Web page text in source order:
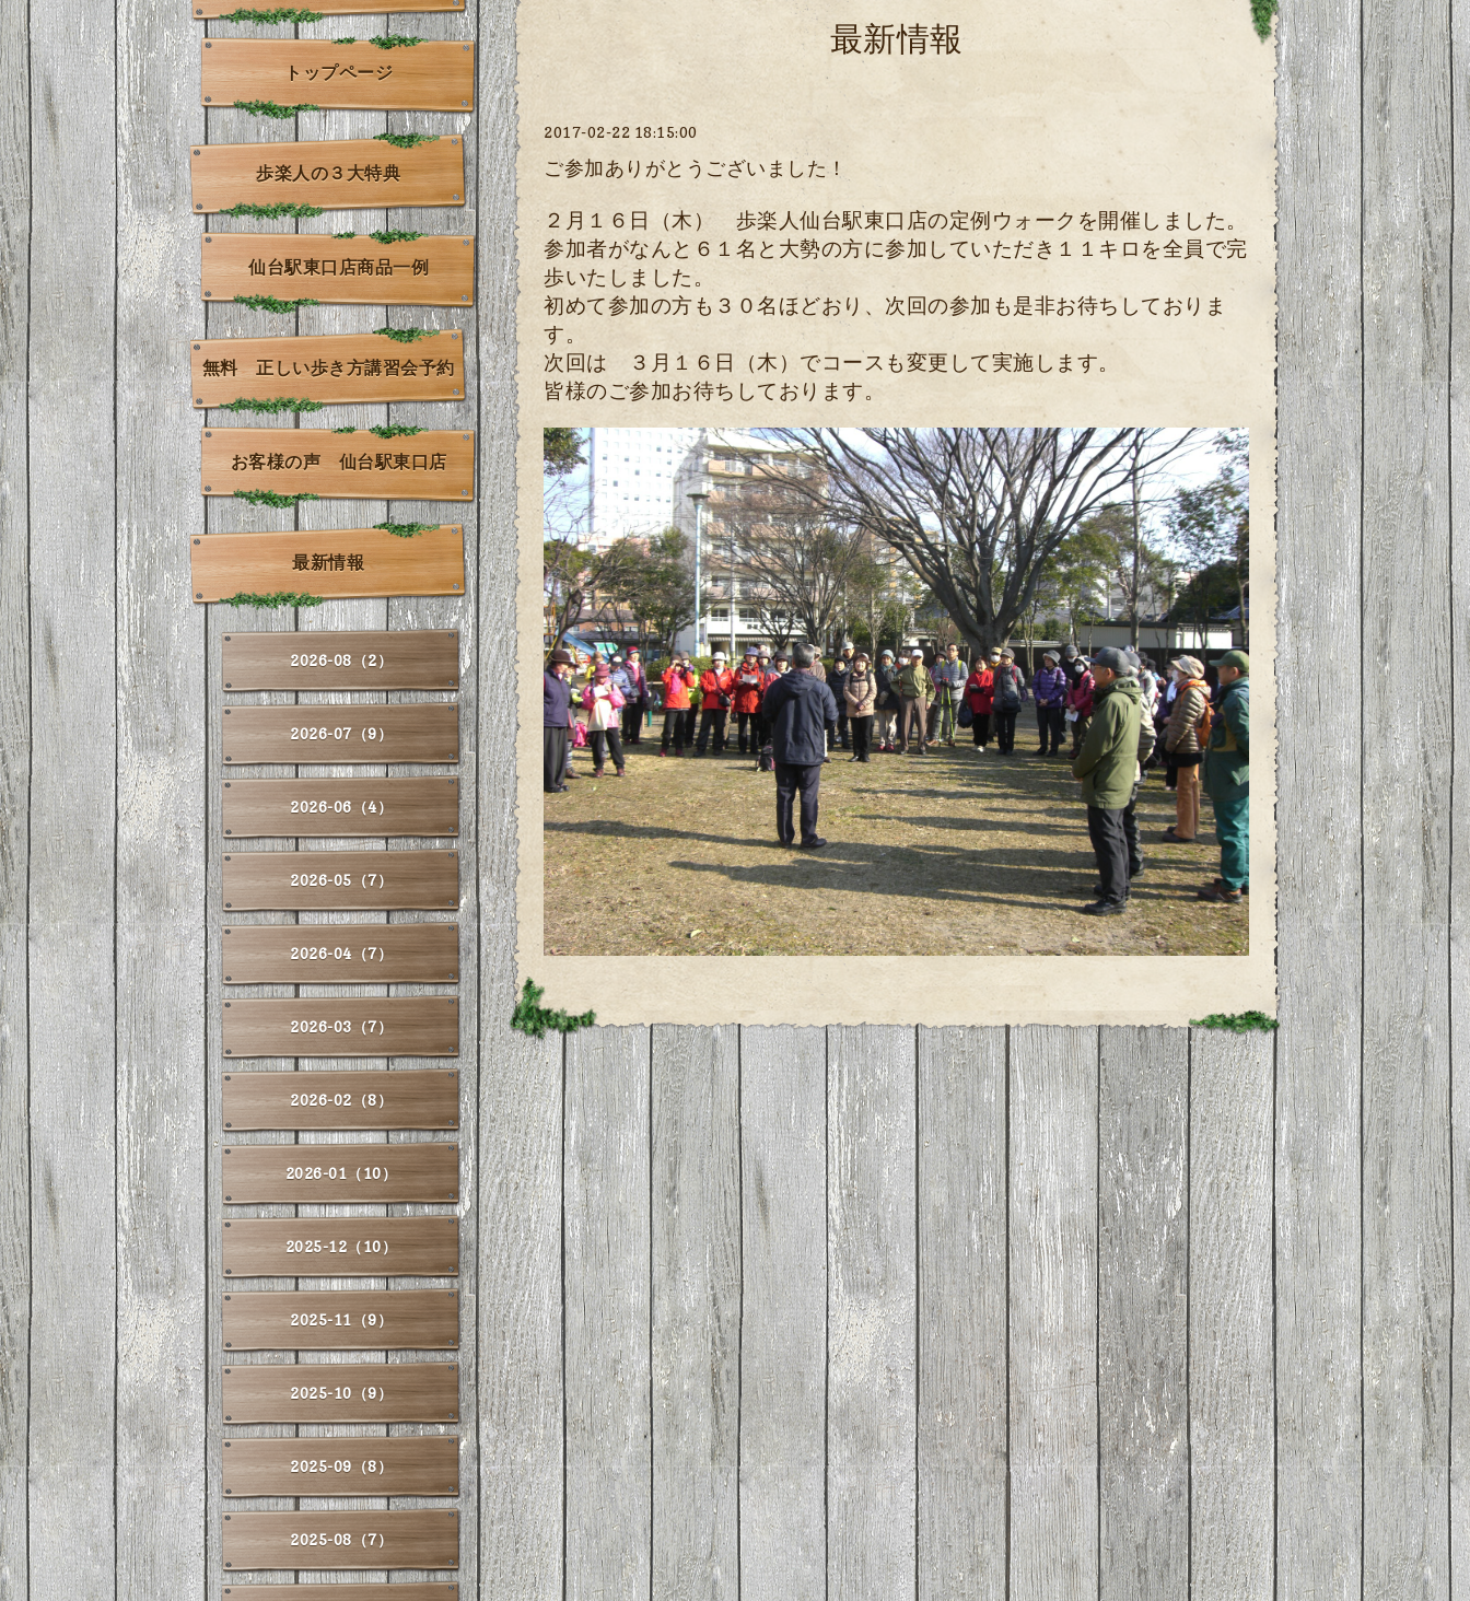
最新情報
2017-02-22 18:15:00
ご参加ありがとうございました！
２月１６日（木） 歩楽人仙台駅東口店の定例ウォークを開催しました。
参加者がなんと６１名と大勢の方に参加していただき１１キロを全員で完
歩いたしました。
初めて参加の方も３０名ほどおり、次回の参加も是非お待ちしておりま
す。
次回は ３月１６日（木）でコースも変更して実施します。
皆様のご参加お待ちしております。
トップページ
歩楽人の３大特典
仙台駅東口店商品一例
無料 正しい歩き方講習会予約
お客様の声 仙台駅東口店
最新情報
2026-08（2）
2026-07（9）
2026-06（4）
2026-05（7）
2026-04（7）
2026-03（7）
2026-02（8）
2026-01（10）
2025-12（10）
2025-11（9）
2025-10（9）
2025-09（8）
2025-08（7）